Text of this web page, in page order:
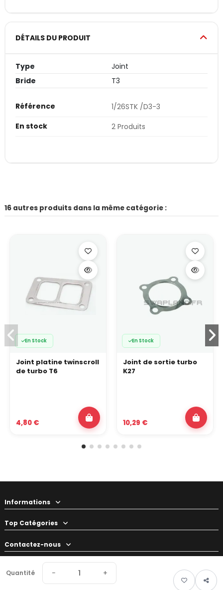
Quantité − +
DÉTAILS DU PRODUIT
Type
Joint
Bride
T3
Référence
1/26STK /D3-3
En stock
2 Produits
16 autres produits dans la même catégorie :
En Stock
Joint platine twinscroll
de turbo T6
4,80 €
En Stock
Joint de sortie turbo
K27
10,29 €
Informations
Top Catégories
Contactez-nous
Votre préparateur